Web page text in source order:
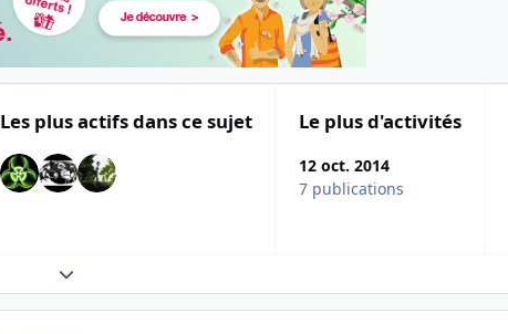
Les plus actifs dans ce sujet Le plus d'activités
12 oct. 2014
7 publications
Expand topic overview